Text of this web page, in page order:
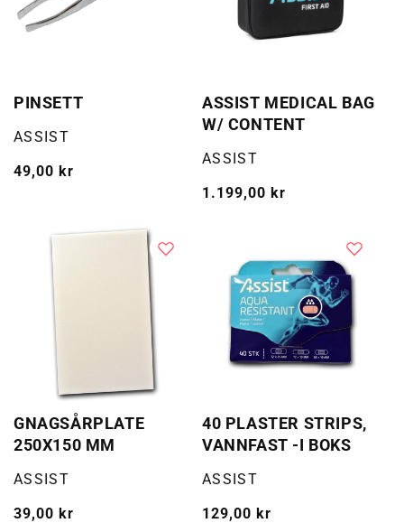
PINSETT
Selger:
ASSIST
Vanlig
49,00 kr
ASSIST MEDICAL BAG
W/ CONTENT
Selger:
ASSIST
Vanlig
1.199,00 kr
GNAGSÅRPLATE
250X150 MM
Selger:
ASSIST
Vanlig
39,00 kr
40 PLASTER STRIPS,
VANNFAST -I BOKS
Selger:
ASSIST
Vanlig
129,00 kr